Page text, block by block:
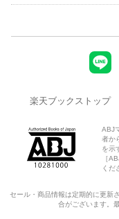
楽天ブックストップ
ABJ
者か
を示
［
くだ
セール・商品情報は定期的に更新
合がございます。